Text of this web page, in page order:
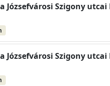
Szigony
Szigony